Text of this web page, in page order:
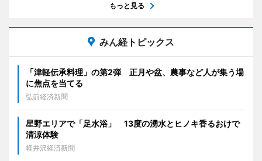
もっと見る
みん経トピックス
「津軽伝承料理」の第2弾 正月や盆、農事など人が集う場
に焦点を当てる
弘前経済新聞
星野エリアで「足水浴」 13度の湧水とヒノキ香るおけで
清涼体験
軽井沢経済新聞